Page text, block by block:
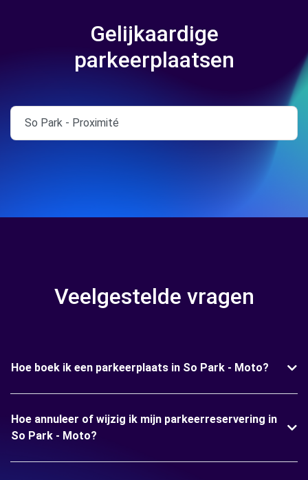
Gelijkaardige
parkeerplaatsen
So Park - Proximité
Veelgestelde vragen
Hoe boek ik een parkeerplaats in So Park - Moto?
Hoe annuleer of wijzig ik mijn parkeerreservering in
So Park - Moto?